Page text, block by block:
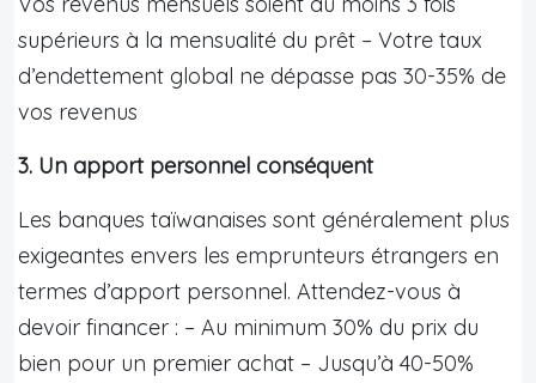
supérieurs à la mensualité du prêt – Votre taux
d’endettement global ne dépasse pas 30-35% de
vos revenus
3. Un apport personnel conséquent
Les banques taïwanaises sont généralement plus
exigeantes envers les emprunteurs étrangers en
termes d’apport personnel. Attendez-vous à
devoir financer : – Au minimum 30% du prix du
bien pour un premier achat – Jusqu’à 40-50%